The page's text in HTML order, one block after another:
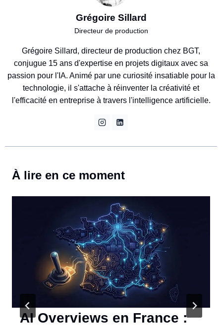
Grégoire Sillard
Directeur de production
Grégoire Sillard, directeur de production chez BGT,
conjugue 15 ans d'expertise en projets digitaux avec sa
passion pour l'IA. Animé par une curiosité insatiable pour la
technologie, il s'attache à réinventer la créativité et
l'efficacité en entreprise à travers l'intelligence artificielle.
À lire en ce moment
AI Overviews en France :